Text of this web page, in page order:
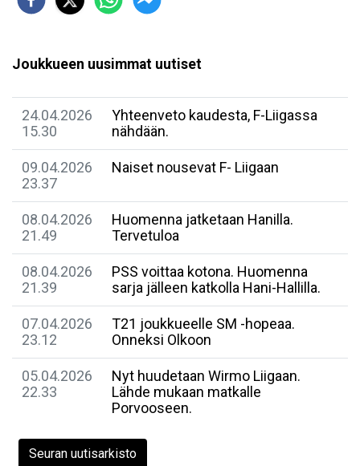
Joukkueen uusimmat uutiset
24.04.2026
15.30
Yhteenveto kaudesta, F-Liigassa
nähdään.
09.04.2026
23.37
Naiset nousevat F- Liigaan
08.04.2026
21.49
Huomenna jatketaan Hanilla.
Tervetuloa
08.04.2026
21.39
PSS voittaa kotona. Huomenna
sarja jälleen katkolla Hani-Hallilla.
07.04.2026
23.12
T21 joukkueelle SM -hopeaa.
Onneksi Olkoon
05.04.2026
22.33
Nyt huudetaan Wirmo Liigaan.
Lähde mukaan matkalle
Porvooseen.
Seuran uutisarkisto